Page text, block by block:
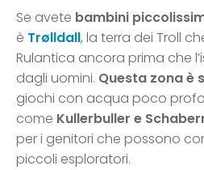
Se avete bambini
è Trølldall, la terra dei Troll
Rulantica ancora prima che
dagli uomini. Questa zona è
giochi con acqua poco
come Kullerbuller e
per i genitori che possono
piccoli esploratori.